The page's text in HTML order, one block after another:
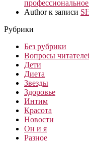
Authorк записи
Рубрики
Без рубрики
Вопросы
Дети
Диета
Звезды
Здоровье
Интим
Красота
Новости
Он и я
Разное